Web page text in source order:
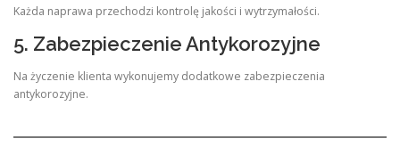
Każda naprawa przechodzi kontrolę jakości i wytrzymałości.
5. Zabezpieczenie Antykorozyjne
Na życzenie klienta wykonujemy dodatkowe zabezpieczenia
antykorozyjne.